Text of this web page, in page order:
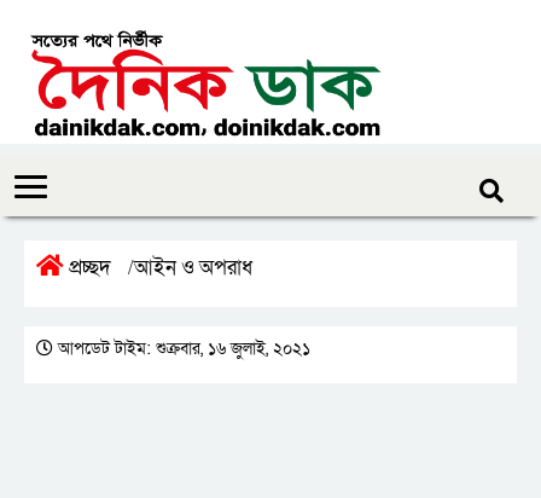
প্রচ্ছদ /আইন ও অপরাধ
আপডেট টাইম: শুক্রবার, ১৬ জুলাই, ২০২১